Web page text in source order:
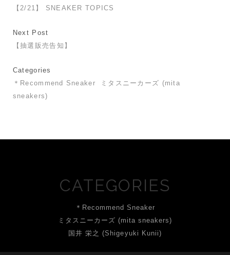
【2/21】 SNEAKER TOPICS
Next Post
【抽選販売告知】
Categories
＊Recommend Sneaker
ミタスニーカーズ (mita
sneakers)
CATEGORIES
＊Recommend Sneaker
ミタスニーカーズ (mita sneakers)
国井 栄之 (Shigeyuki Kunii)